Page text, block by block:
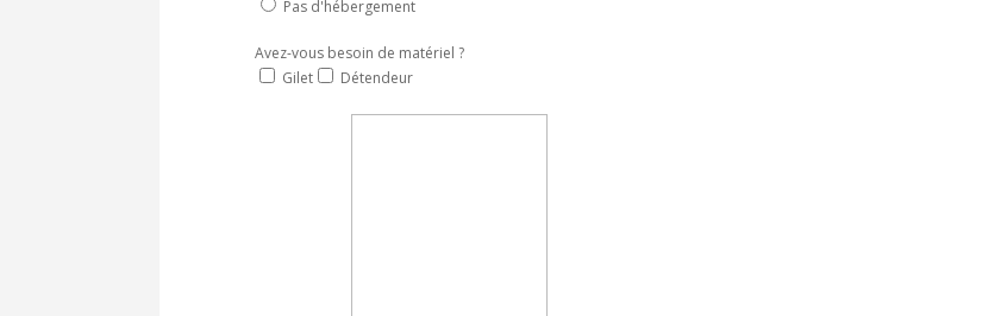
Pas d'hébergement
Avez-vous besoin de matériel ?
Gilet
Détendeur